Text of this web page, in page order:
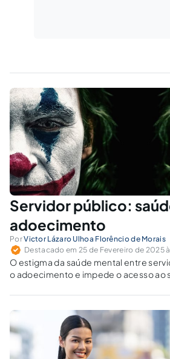
Servidor público:
adoecimento
PorVictor Lázaro Ulhoa Florêncio de Morais
Destacado em 25 de Fevereiro de 2025
O estigma da saúde mental entre
o adoecimento e impede o acesso ao
bem-estar psicológico?